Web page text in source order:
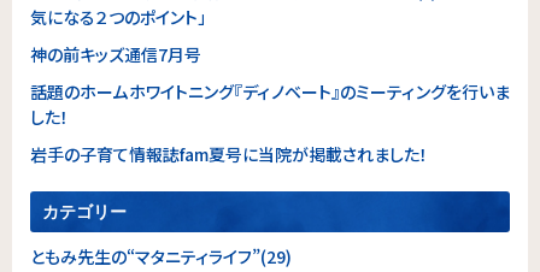
気になる２つのポイント」
神の前キッズ通信7月号
話題のホームホワイトニング『ディノベート』のミーティングを行いま
した！
岩手の子育て情報誌fam夏号に当院が掲載されました！
カテゴリー
ともみ先生の“マタニティライフ”(29)